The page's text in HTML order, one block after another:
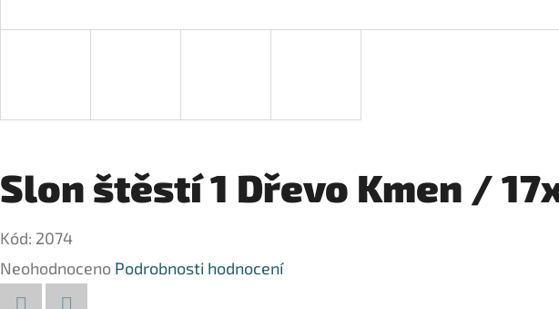
Slon štěstí 1 Dřevo Kmen /
Kód: 2074
Průměrné
hodnocení
Neohodnoceno Podrobnosti hodnocení